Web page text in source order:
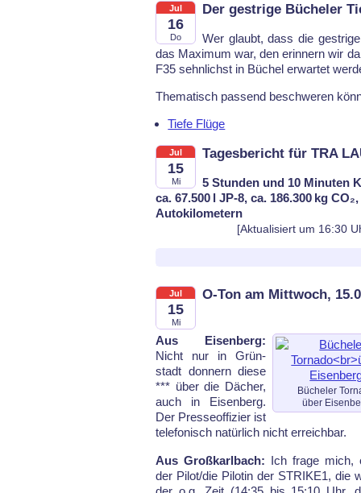
Jul
16
Do
Der gestrige Bücheler
Wer glaubt, dass die
das Ma­xi­mum war, den er­in­nern wir
F35 sehn­lichst in Bü­chel er­war­tet
The­ma­tisch pas­send be­schwe­ren
Tiefe Flüge
Jul
15
Mi
Tagesbericht für TRA
5 Stunden und 10 Minuten
ca. 67.500 l JP-8, ca. 186.300 kg
Autokilometern
[Aktualisiert um 16:30
Jul
15
Mi
O-Ton am Mittwoch,
Bücheler
über
Aus Eisenberg:
Nicht nur in Grün­
stadt don­nern die­se
*** über die Dä­cher,
auch in Ei­sen­berg.
Der Pres­se­of­fi­zier ist
te­le­fo­nisch na­tür­lich nicht er­reich­bar.
Aus Großkarlbach: Ich fra­ge mich,
der Pi­lot/die Pi­lo­tin der STRIKE1, die